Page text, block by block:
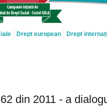
Drept european Drept
din 2011 - a